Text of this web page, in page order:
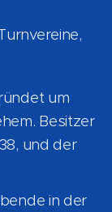
um
Besitzer
und der
in der